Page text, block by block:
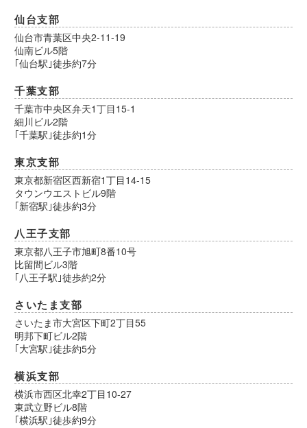
仙台支部
仙台市青葉区中央2-11-19
仙南ビル5階
｢仙台駅｣徒歩約7分
千葉支部
千葉市中央区弁天1丁目15-1
細川ビル2階
｢千葉駅｣徒歩約1分
東京支部
東京都新宿区西新宿1丁目14-15
タウンウエストビル9階
｢新宿駅｣徒歩約3分
八王子支部
東京都八王子市旭町8番10号
比留間ビル3階
｢八王子駅｣徒歩約2分
さいたま支部
さいたま市大宮区下町2丁目55
明邦下町ビル2階
｢大宮駅｣徒歩約5分
横浜支部
横浜市西区北幸2丁目10-27
東武立野ビル8階
｢横浜駅｣徒歩約9分